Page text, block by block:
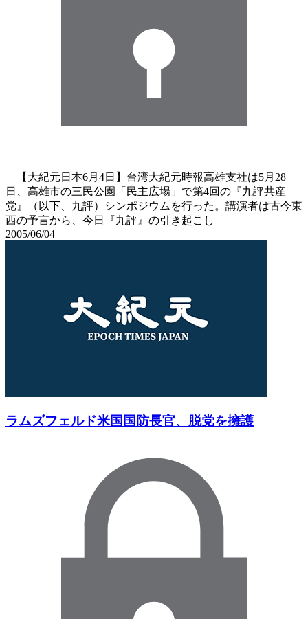
【大紀元日本6月4日】台湾大紀元時報高雄支社は5月28
日、高雄市の三民公園「民主広場」で第4回の『九評共産
党』（以下、九評）シンポジウムを行った。講演者は古今東
西の予言から、今日『九評』の引き起こし
2005/06/04
ラムズフェルド米国国防長官、脱党を擁護